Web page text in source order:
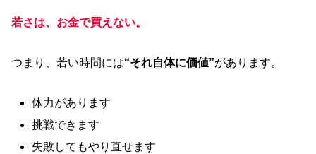
若さは、お金で買えない。
つまり、若い時間には“それ自体に価値”があります。
体力があります
挑戦できます
失敗してもやり直せます